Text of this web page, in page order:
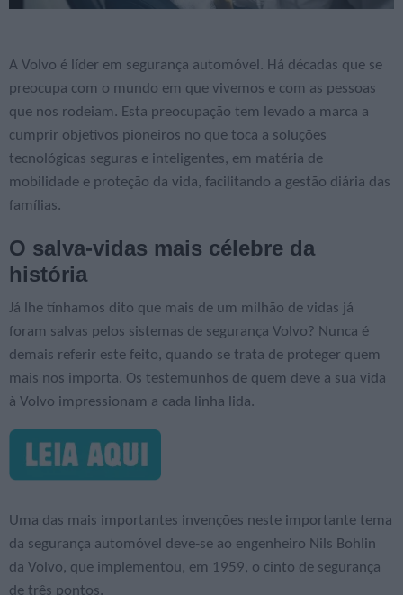
A Volvo é líder em segurança automóvel. Há décadas que se
preocupa com o mundo em que vivemos e com as pessoas
que nos rodeiam. Esta preocupação tem levado a marca a
cumprir objetivos pioneiros no que toca a soluções
tecnológicas seguras e inteligentes, em matéria de
mobilidade e proteção da vida, facilitando a gestão diária das
famílias.
O salva-vidas mais célebre da
história
Já lhe tínhamos dito que mais de um milhão de vidas já
foram salvas pelos sistemas de segurança Volvo? Nunca é
demais referir este feito, quando se trata de proteger quem
mais nos importa. Os testemunhos de quem deve a sua vida
à Volvo impressionam a cada linha lida.
Uma das mais importantes invenções neste importante tema
da segurança automóvel deve-se ao engenheiro Nils Bohlin
da Volvo, que implementou, em 1959, o cinto de segurança
de três pontos.